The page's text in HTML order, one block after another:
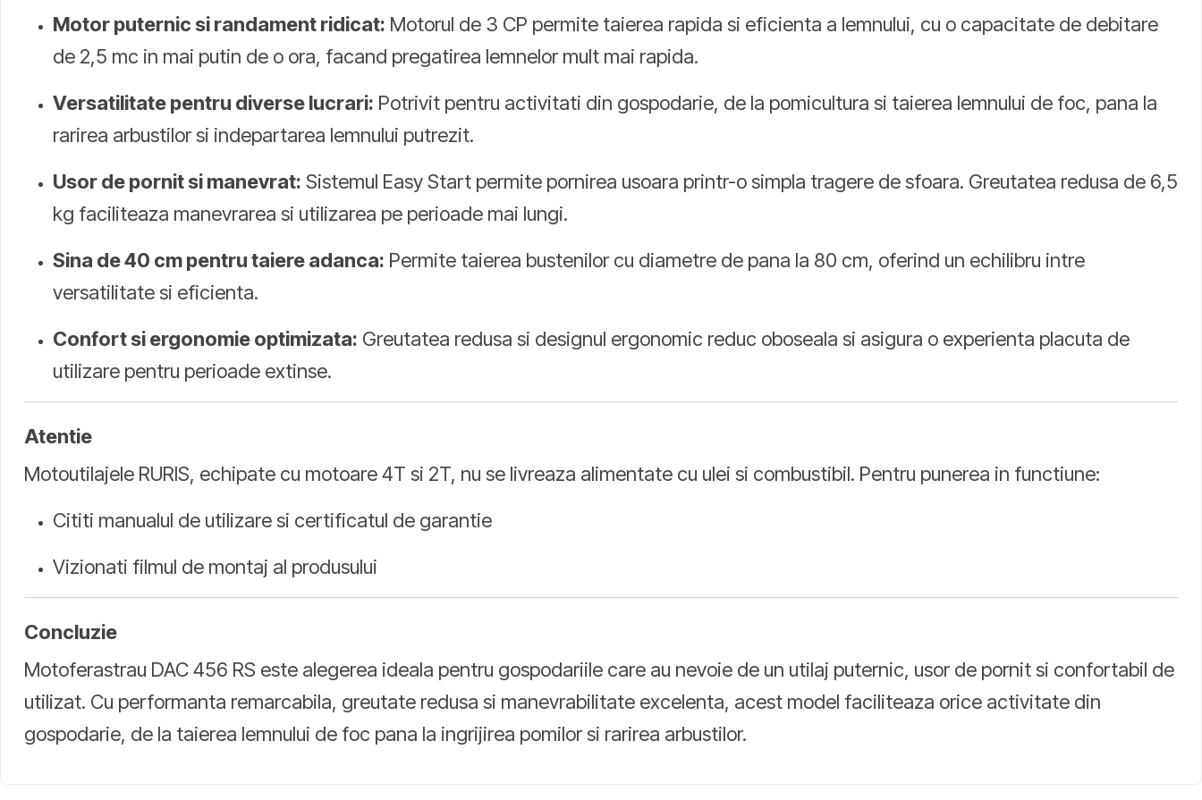
Motor puternic si randament ridicat: Motorul de 3 CP permite taierea rapida si eficienta a lemnului, cu o capacitate de debitare
de 2,5 mc in mai putin de o ora, facand pregatirea lemnelor mult mai rapida.
Versatilitate pentru diverse lucrari: Potrivit pentru activitati din gospodarie, de la pomicultura si taierea lemnului de foc, pana la
rarirea arbustilor si indepartarea lemnului putrezit.
Usor de pornit si manevrat: Sistemul Easy Start permite pornirea usoara printr-o simpla tragere de sfoara. Greutatea redusa de 6,5
kg faciliteaza manevrarea si utilizarea pe perioade mai lungi.
Sina de 40 cm pentru taiere adanca: Permite taierea bustenilor cu diametre de pana la 80 cm, oferind un echilibru intre
versatilitate si eficienta.
Confort si ergonomie optimizata: Greutatea redusa si designul ergonomic reduc oboseala si asigura o experienta placuta de
utilizare pentru perioade extinse.
Atentie
Motoutilajele RURIS, echipate cu motoare 4T si 2T, nu se livreaza alimentate cu ulei si combustibil. Pentru punerea in functiune:
Cititi manualul de utilizare si certificatul de garantie
Vizionati filmul de montaj al produsului
Concluzie
Motoferastrau DAC 456 RS este alegerea ideala pentru gospodariile care au nevoie de un utilaj puternic, usor de pornit si confortabil de
utilizat. Cu performanta remarcabila, greutate redusa si manevrabilitate excelenta, acest model faciliteaza orice activitate din
gospodarie, de la taierea lemnului de foc pana la ingrijirea pomilor si rarirea arbustilor.